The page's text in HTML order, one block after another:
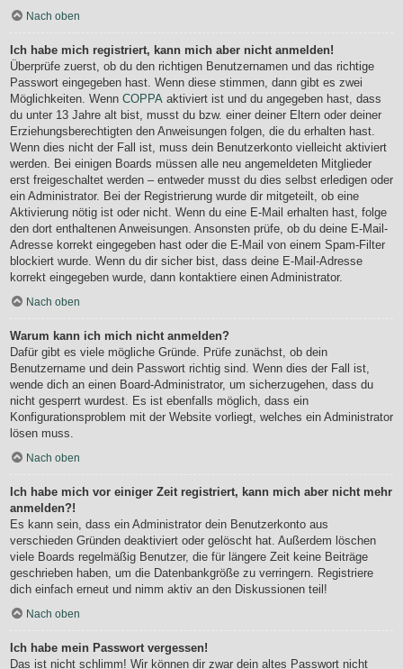
Nach oben
Ich habe mich registriert, kann mich aber nicht anmelden!
Überprüfe zuerst, ob du den richtigen Benutzernamen und das richtige
Passwort eingegeben hast. Wenn diese stimmen, dann gibt es zwei
Möglichkeiten. Wenn COPPA aktiviert ist und du angegeben hast, dass
du unter 13 Jahre alt bist, musst du bzw. einer deiner Eltern oder deiner
Erziehungsberechtigten den Anweisungen folgen, die du erhalten hast.
Wenn dies nicht der Fall ist, muss dein Benutzerkonto vielleicht aktiviert
werden. Bei einigen Boards müssen alle neu angemeldeten Mitglieder
erst freigeschaltet werden – entweder musst du dies selbst erledigen oder
ein Administrator. Bei der Registrierung wurde dir mitgeteilt, ob eine
Aktivierung nötig ist oder nicht. Wenn du eine E-Mail erhalten hast, folge
den dort enthaltenen Anweisungen. Ansonsten prüfe, ob du deine E-Mail-
Adresse korrekt eingegeben hast oder die E-Mail von einem Spam-Filter
blockiert wurde. Wenn du dir sicher bist, dass deine E-Mail-Adresse
korrekt eingegeben wurde, dann kontaktiere einen Administrator.
Nach oben
Warum kann ich mich nicht anmelden?
Dafür gibt es viele mögliche Gründe. Prüfe zunächst, ob dein
Benutzername und dein Passwort richtig sind. Wenn dies der Fall ist,
wende dich an einen Board-Administrator, um sicherzugehen, dass du
nicht gesperrt wurdest. Es ist ebenfalls möglich, dass ein
Konfigurationsproblem mit der Website vorliegt, welches ein Administrator
lösen muss.
Nach oben
Ich habe mich vor einiger Zeit registriert, kann mich aber nicht mehr
anmelden?!
Es kann sein, dass ein Administrator dein Benutzerkonto aus
verschieden Gründen deaktiviert oder gelöscht hat. Außerdem löschen
viele Boards regelmäßig Benutzer, die für längere Zeit keine Beiträge
geschrieben haben, um die Datenbankgröße zu verringern. Registriere
dich einfach erneut und nimm aktiv an den Diskussionen teil!
Nach oben
Ich habe mein Passwort vergessen!
Das ist nicht schlimm! Wir können dir zwar dein altes Passwort nicht